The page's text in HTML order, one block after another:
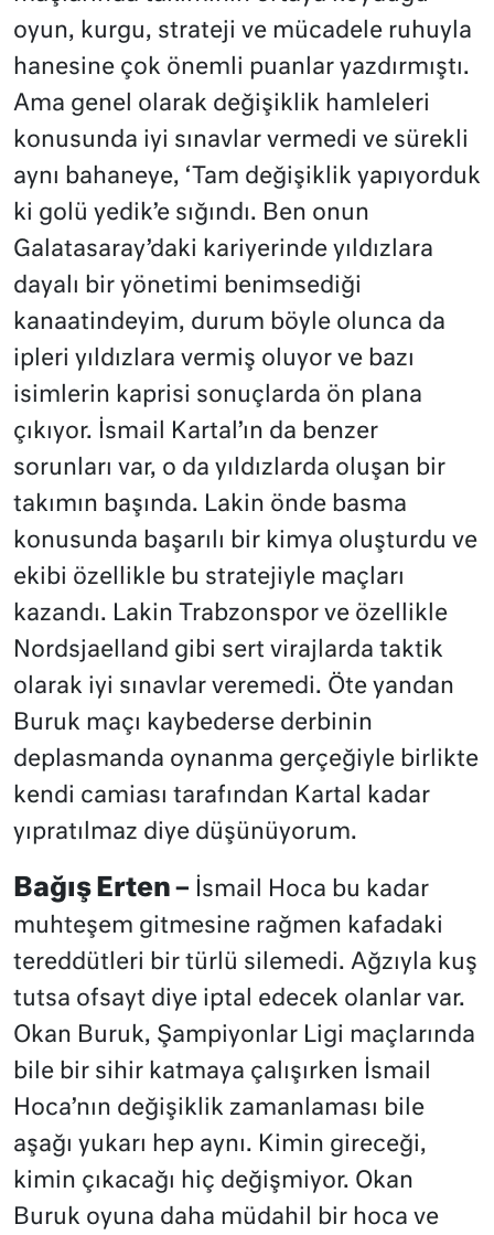
oyun, kurgu, strateji ve mücadele ruhuyla
hanesine çok önemli puanlar yazdırmıştı.
Ama genel olarak değişiklik hamleleri
konusunda iyi sınavlar vermedi ve sürekli
aynı bahaneye, ‘Tam değişiklik yapıyorduk
ki golü yedik’e sığındı. Ben onun
Galatasaray’daki kariyerinde yıldızlara
dayalı bir yönetimi benimsediği
kanaatindeyim, durum böyle olunca da
ipleri yıldızlara vermiş oluyor ve bazı
isimlerin kaprisi sonuçlarda ön plana
çıkıyor. İsmail Kartal’ın da benzer
sorunları var, o da yıldızlarda oluşan bir
takımın başında. Lakin önde basma
konusunda başarılı bir kimya oluşturdu ve
ekibi özellikle bu stratejiyle maçları
kazandı. Lakin Trabzonspor ve özellikle
Nordsjaelland gibi sert virajlarda taktik
olarak iyi sınavlar veremedi. Öte yandan
Buruk maçı kaybederse derbinin
deplasmanda oynanma gerçeğiyle birlikte
kendi camiası tarafından Kartal kadar
yıpratılmaz diye düşünüyorum.
Bağış Erten – İsmail Hoca bu kadar
muhteşem gitmesine rağmen kafadaki
tereddütleri bir türlü silemedi. Ağzıyla kuş
tutsa ofsayt diye iptal edecek olanlar var.
Okan Buruk, Şampiyonlar Ligi maçlarında
bile bir sihir katmaya çalışırken İsmail
Hoca’nın değişiklik zamanlaması bile
aşağı yukarı hep aynı. Kimin gireceği,
kimin çıkacağı hiç değişmiyor. Okan
Buruk oyuna daha müdahil bir hoca ve